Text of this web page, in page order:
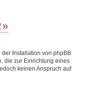
Installation von phpBB
die zur Einrichtung eines
keinen Anspruch auf